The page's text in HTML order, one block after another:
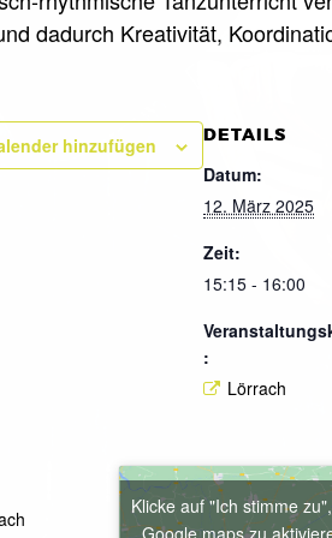
dadurch Kreativität,
hinzufügen DETAILS
Datum:
12. März 2025
Zeit:
15:15 - 16:00
:
Lörrach
Klicke auf "Ich stimme